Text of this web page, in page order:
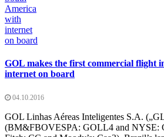
GOL makes the first commercial flight
internet on board
04.10.2016
GOL Linhas Aéreas Inteligentes S.A.
(BM&FBOVESPA: GOLL4 and NYSE: